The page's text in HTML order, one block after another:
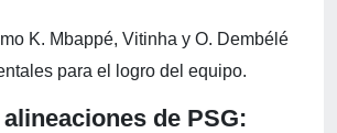
K. Mbappé, Vitinha y O. Dembélé
para el logro del equipo.
de PSG: